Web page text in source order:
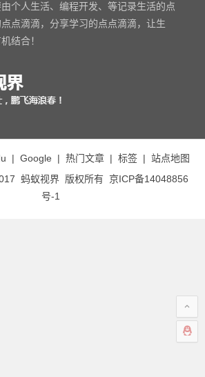
个人生活、编程开发、等记录生活的点
点滴滴，分享学习的点点滴滴，让生
结合！
| Google | 热门文章| 标签| 站点地图
蚂蚁视界版权所有 京ICP备14048856
号-1